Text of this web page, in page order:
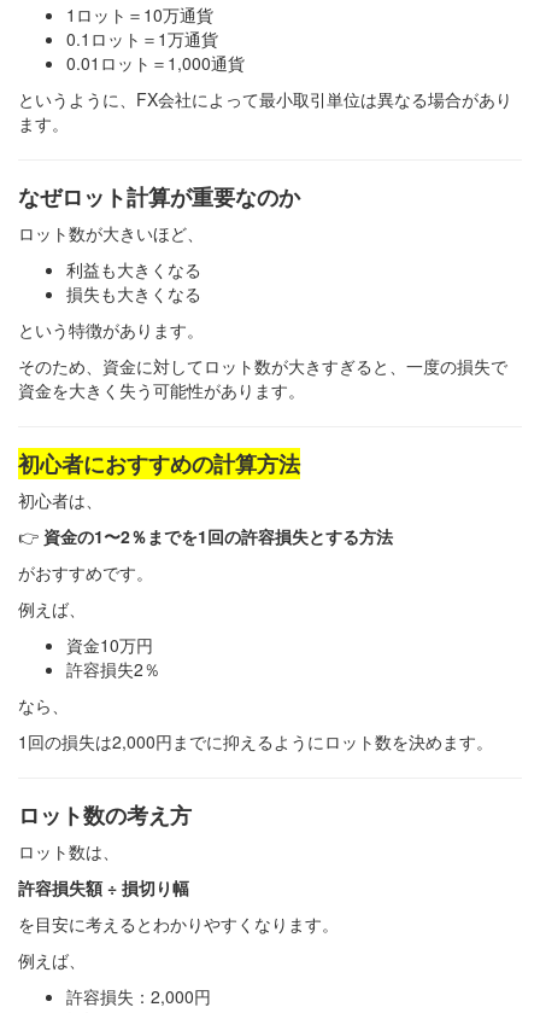
1ロット＝10万通貨
0.1ロット＝1万通貨
0.01ロット＝1,000通貨
というように、FX会社によって最小取引単位は異なる場合があり
ます。
なぜロット計算が重要なのか
ロット数が大きいほど、
利益も大きくなる
損失も大きくなる
という特徴があります。
そのため、資金に対してロット数が大きすぎると、一度の損失で
資金を大きく失う可能性があります。
初心者におすすめの計算方法
初心者は、
👉 資金の1〜2％までを1回の許容損失とする方法
がおすすめです。
例えば、
資金10万円
許容損失2％
なら、
1回の損失は2,000円までに抑えるようにロット数を決めます。
ロット数の考え方
ロット数は、
許容損失額 ÷ 損切り幅
を目安に考えるとわかりやすくなります。
例えば、
許容損失：2,000円